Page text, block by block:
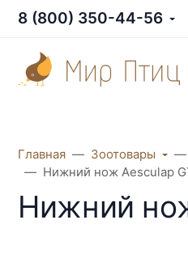
8 (800) 350-44-56
Главная Зоотовары
Нижний нож Aesculap
Нижний